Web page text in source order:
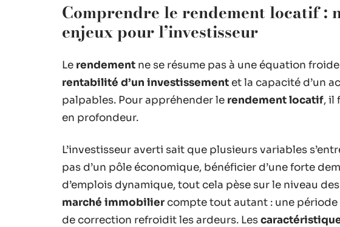
Comprendre le rendement locatif :
enjeux pour l’investisseur
Le rendement ne se résume pas à une équation
rentabilité d’un investissement et la capacité d’un
palpables. Pour appréhender le rendement locatif, il
en profondeur.
L’investisseur averti sait que plusieurs variables
pas d’un pôle économique, bénéficier d’une forte
d’emplois dynamique, tout cela pèse sur le niveau
marché immobilier compte tout autant : une période
de correction refroidit les ardeurs. Les